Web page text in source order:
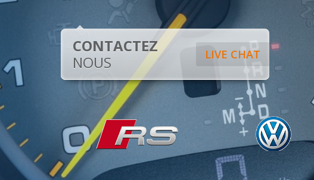
LIVE CHAT
CONTACTEZ
NOUS